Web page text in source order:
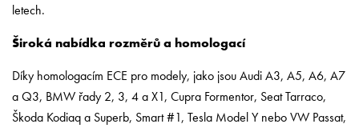
letech.
Široká nabídka rozměrů a homologací
Díky homologacím ECE pro modely, jako jsou Audi A3, A5, A6, A7
a Q3, BMW řady 2, 3, 4 a X1, Cupra Formentor, Seat Tarraco,
Škoda Kodiaq a Superb, Smart #1, Tesla Model Y nebo VW Passat,